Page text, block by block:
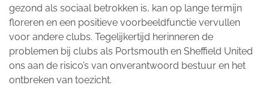
gezond als sociaal betrokken is, kan op lange termijn
floreren en een positieve voorbeeldfunctie vervullen
voor andere clubs. Tegelijkertijd herinneren de
problemen bij clubs als Portsmouth en Sheffield United
ons aan de risico’s van onverantwoord bestuur en het
ontbreken van toezicht.